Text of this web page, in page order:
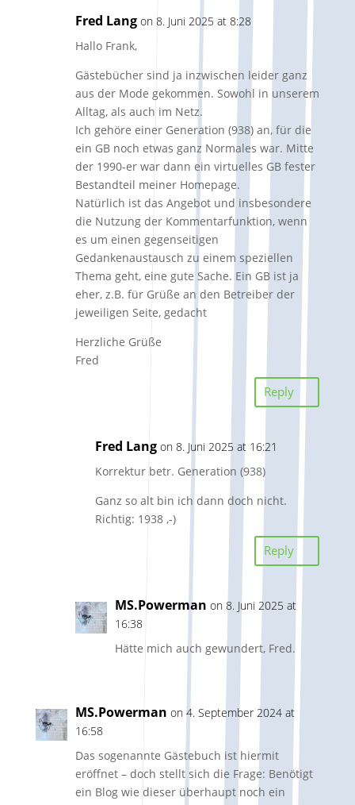
Fred Lang on 8. Juni 2025 at 8:28
Hallo Frank,
Gästebücher sind ja inzwischen leider ganz
aus der Mode gekommen. Sowohl in unserem
Alltag, als auch im Netz.
Ich gehöre einer Generation (938) an, für die
ein GB noch etwas ganz Normales war. Mitte
der 1990-er war dann ein virtuelles GB fester
Bestandteil meiner Homepage.
Natürlich ist das Angebot und insbesondere
die Nutzung der Kommentarfunktion, wenn
es um einen gegenseitigen
Gedankenaustausch zu einem speziellen
Thema geht, eine gute Sache. Ein GB ist ja
eher, z.B. für Grüße an den Betreiber der
jeweiligen Seite, gedacht
Herzliche Grüße
Fred
Reply
Fred Lang on 8. Juni 2025 at 16:21
Korrektur betr. Generation (938)
Ganz so alt bin ich dann doch nicht.
Richtig: 1938 ,-)
Reply
MS.Powerman on 8. Juni 2025 at
16:38
Hätte mich auch gewundert, Fred.
MS.Powerman on 4. September 2024 at
16:58
Das sogenannte Gästebuch ist hiermit
eröffnet – doch stellt sich die Frage: Benötigt
ein Blog wie dieser überhaupt noch ein